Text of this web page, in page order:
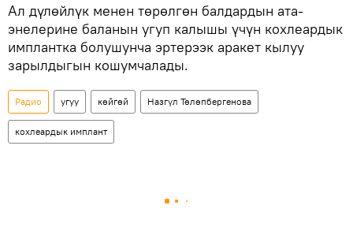
Ал дүлөйлүк менен төрөлгөн балдардын ата-
энелерине баланын угуп калышы үчүн кохлеардык
имплантка болушунча эртерээк аракет кылуу
зарылдыгын кошумчалады.
Радио угуу көйгөй Назгүл Төлөпбергенова
кохлеардык имплант